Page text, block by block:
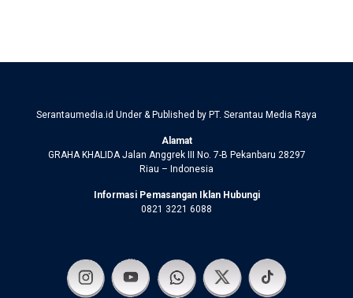
Serantaumedia.id Under & Published by PT. Serantau Media Raya
Alamat
GRAHA KHALIDA Jalan Anggrek III No. 7-B Pekanbaru 28297
Riau – Indonesia
Informasi Pemasangan Iklan Hubungi
0821 3221 6088